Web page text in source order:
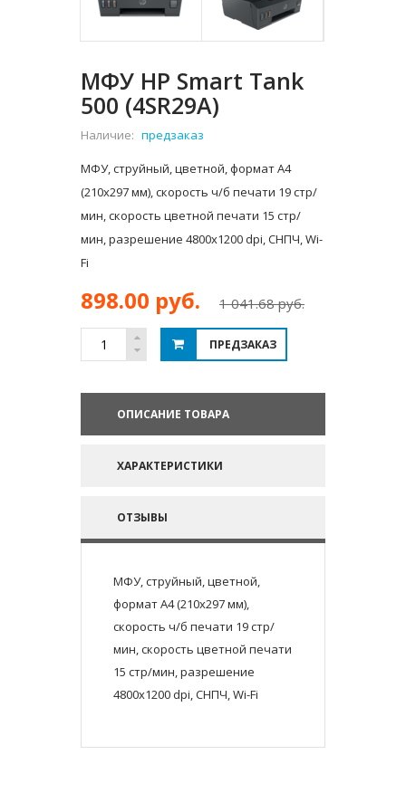
МФУ HP Smart Tank
500 (4SR29A)
Наличие: предзаказ
МФУ, струйный, цветной, формат A4
(210x297 мм), скорость ч/б печати 19 стр/
мин, скорость цветной печати 15 стр/
мин, разрешение 4800x1200 dpi, СНПЧ, Wi-
Fi
898.00 руб. 1 041.68 руб.
ПРЕДЗАКАЗ
ОПИСАНИЕ ТОВАРА
ХАРАКТЕРИСТИКИ
ОТЗЫВЫ
МФУ, струйный, цветной,
формат A4 (210x297 мм),
скорость ч/б печати 19 стр/
мин, скорость цветной печати
15 стр/мин, разрешение
4800x1200 dpi, СНПЧ, Wi-Fi